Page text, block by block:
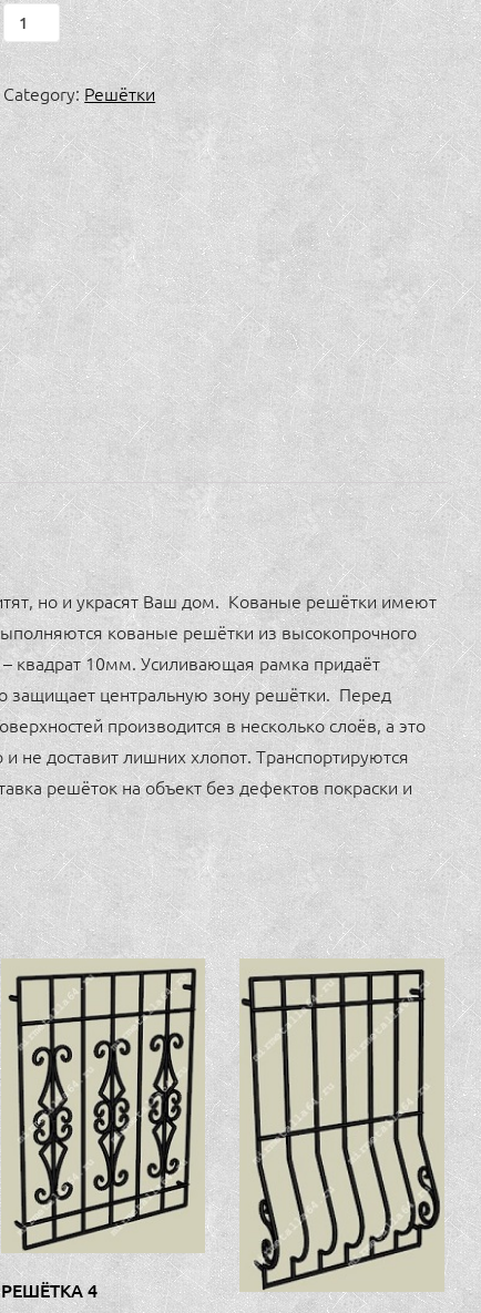
Решётка
3
quantity
Category:Решётки
но и украсят Ваш дом. Кованые решётки имеют
кованые решётки из высокопрочного
квадрат 10мм. Усиливающая рамка придаёт
защищает центральную зону решётки. Перед
производится в несколько слоёв, а это
не доставит лишних хлопот. Транспортируются
решёток на объект без дефектов покраски и
РЕШЁТКА 4